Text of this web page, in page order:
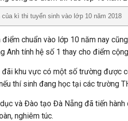
của kì thi tuyển sinh vào lớp 10 năm 2018
điểm chuẩn vào lớp 10 năm nay
Anh tính hệ số 1 thay cho điểm
khu vực có một số trường được
thí sinh đang học tại các trường
và Đào tạo Đà Nẵng đã tiến
nghiêm túc.